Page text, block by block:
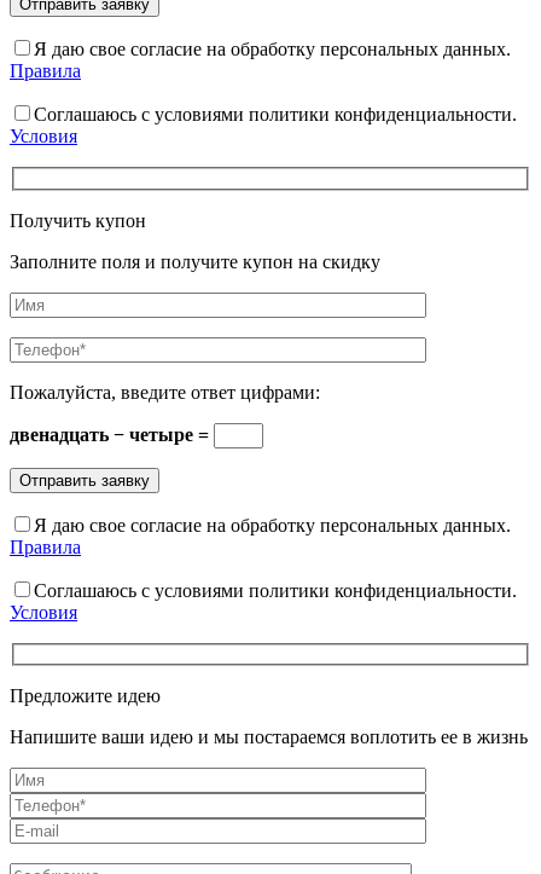
Я даю свое согласие на обработку персональных данных.
Правила
Соглашаюсь с условиями политики конфиденциальности.
Условия
Получить купон
Заполните поля и получите купон на скидку
Пожалуйста, введите ответ цифрами:
двенадцать − четыре =
Я даю свое согласие на обработку персональных данных.
Правила
Соглашаюсь с условиями политики конфиденциальности.
Условия
Предложите идею
Напишите ваши идею и мы постараемся воплотить ее в жизнь